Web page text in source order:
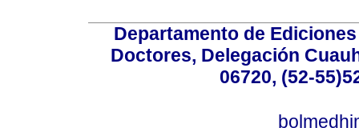
Departamento de
Doctores, Delegación
06720, (52-